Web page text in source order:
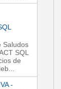
Saludos
SQL
de
-